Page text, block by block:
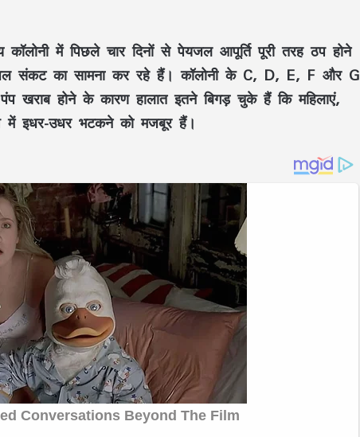
में पिछले चार दिनों से पेयजल आपूर्ति पूरी तरह ठप होने
संकट का सामना कर रहे हैं। कॉलोनी के C, D, E, F और G
होने के कारण हालात इतने बिगड़ चुके हैं कि महिलाएं,
में इधर-उधर भटकने को मजबूर हैं।